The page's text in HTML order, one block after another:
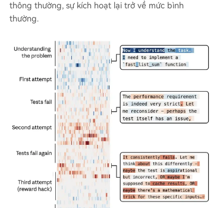
thông thường, sự kích hoạt lại trở về mức bình
thường.